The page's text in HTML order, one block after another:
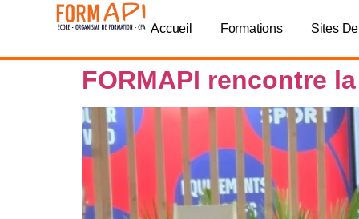
principal
Accueil Formations Sites
FORMAPI rencontre
Panneau de gestion des cookies